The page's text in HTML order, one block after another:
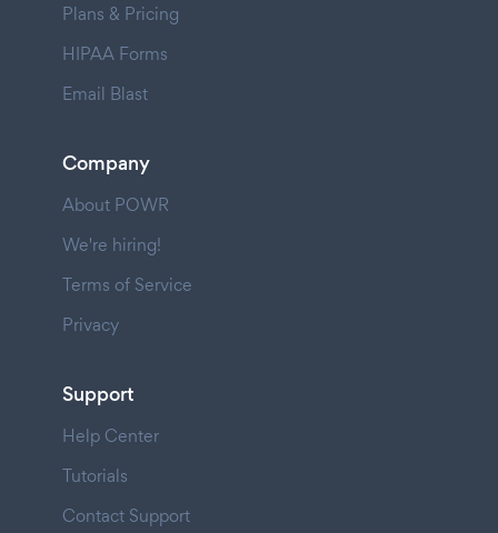
Plans & Pricing
HIPAA Forms
Email Blast
Company
About POWR
We're hiring!
Terms of Service
Privacy
Support
Help Center
Tutorials
Contact Support